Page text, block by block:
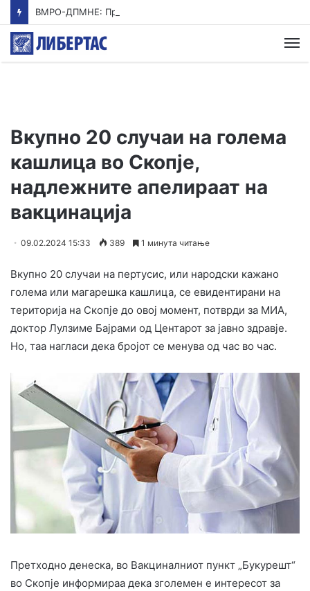
Вкупно 20 случаи на голема
кашлица во Скопје,
надлежните апелираат на
вакцинација
09.02.2024 15:33 389 1 минута читање
Вкупно 20 случаи на пертусис, или народски кажано
голема или магарешка кашлица, се евидентирани на
територија на Скопје до овој момент, потврди за МИА,
доктор Лулзиме Бајрами од Центарот за јавно здравје.
Но, таа нагласи дека бројот се менува од час во час.
Претходно денеска, во Вакциналниот пункт „Букурешт“
во Скопје информираа дека зголемен е интересот за